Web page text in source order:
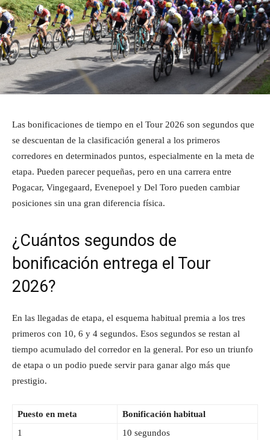
Las bonificaciones de tiempo en el Tour 2026 son segundos que
se descuentan de la clasificación general a los primeros
corredores en determinados puntos, especialmente en la meta de
etapa. Pueden parecer pequeñas, pero en una carrera entre
Pogacar, Vingegaard, Evenepoel y Del Toro pueden cambiar
posiciones sin una gran diferencia física.
¿Cuántos segundos de
bonificación entrega el Tour
2026?
En las llegadas de etapa, el esquema habitual premia a los tres
primeros con 10, 6 y 4 segundos. Esos segundos se restan al
tiempo acumulado del corredor en la general. Por eso un triunfo
de etapa o un podio puede servir para ganar algo más que
prestigio.
Puesto en meta
Bonificación habitual
1
10 segundos